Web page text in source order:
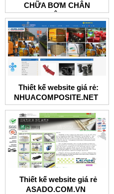
CHỮA BƠM CHÂN
KHÔNG
Thiết kế website giá rẻ:
NHUACOMPOSITE.NET
Thiết kế website giá rẻ
ASADO.COM.VN